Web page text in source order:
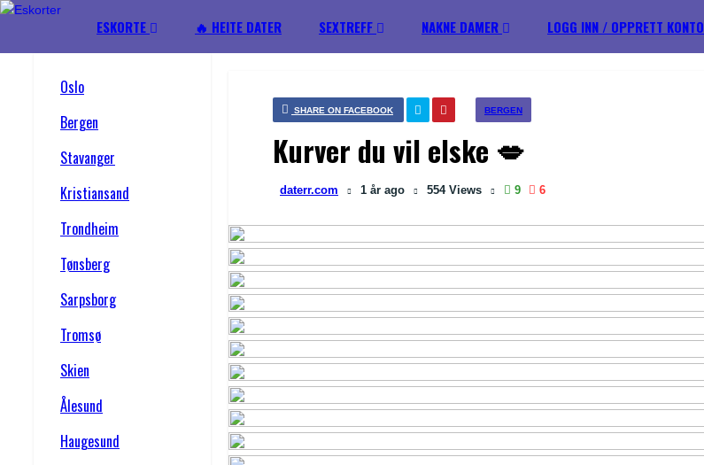
ESKORTE 🔥 HEITE DATER SEXTREFF NAKNE DAMER LOGG INN / OPPRETT KONTO
Oslo
Bergen
Stavanger
Kristiansand
Trondheim
Tønsberg
Sarpsborg
Tromsø
Skien
Ålesund
Haugesund
BERGEN
SHARE ON FACEBOOK
Kurver du vil elske 💋
daterr.com 1 år ago 554 Views 9 6